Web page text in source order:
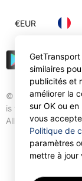
© Gettransport
is trademark of
All rights reserved.
€EUR
similaires
publicités et
améliorer la
sur OK ou
vous
Politique de
paramètres
mettre à jour